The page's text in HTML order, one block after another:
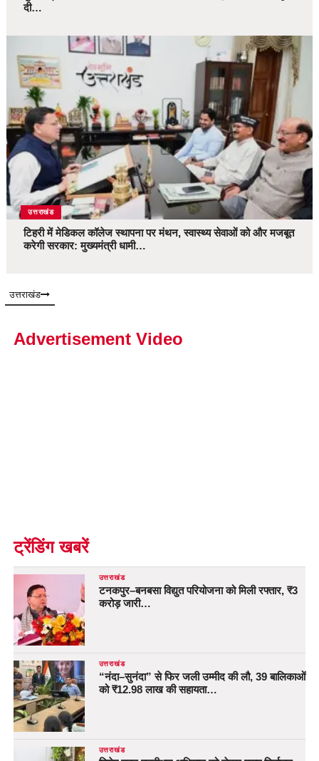
दी…
उत्तराखंड
टिहरी में मेडिकल कॉलेज स्थापना पर मंथन, स्वास्थ्य सेवाओं को और मजबूत
करेगी सरकार: मुख्यमंत्री धामी…
उत्तराखंड
Advertisement Video
ट्रेंडिंग खबरें
उत्तराखंड
टनकपुर–बनबसा विद्युत परियोजना को मिली रफ्तार, ₹3
करोड़ जारी…
उत्तराखंड
“नंदा–सुनंदा” से फिर जली उम्मीद की लौ, 39 बालिकाओं
को ₹12.98 लाख की सहायता…
उत्तराखंड